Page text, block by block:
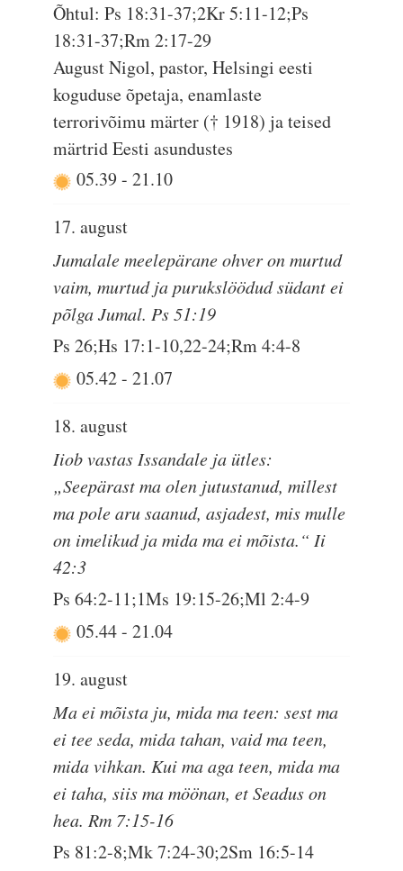
Õhtul: Ps 18:31-37;2Kr 5:11-12;Ps
18:31-37;Rm 2:17-29
August Nigol, pastor, Helsingi eesti
koguduse õpetaja, enamlaste
terrorivõimu märter († 1918) ja teised
märtrid Eesti asundustes
05.39-21.10
17. august
Jumalale meelepärane ohver on murtud
vaim, murtud ja purukslöödud südant ei
põlga Jumal. Ps 51:19
Ps 26;Hs 17:1-10,22-24;Rm 4:4-8
05.42-21.07
18. august
Iiob vastas Issandale ja ütles:
„Seepärast ma olen jutustanud, millest
ma pole aru saanud, asjadest, mis mulle
on imelikud ja mida ma ei mõista.“ Ii
42:3
Ps 64:2-11;1Ms 19:15-26;Ml 2:4-9
05.44-21.04
19. august
Ma ei mõista ju, mida ma teen: sest ma
ei tee seda, mida tahan, vaid ma teen,
mida vihkan. Kui ma aga teen, mida ma
ei taha, siis ma möönan, et Seadus on
hea. Rm 7:15-16
Ps 81:2-8;Mk 7:24-30;2Sm 16:5-14